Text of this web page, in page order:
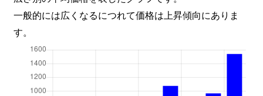
一般的には広くなるにつれて価格は上昇傾向にありま
す。